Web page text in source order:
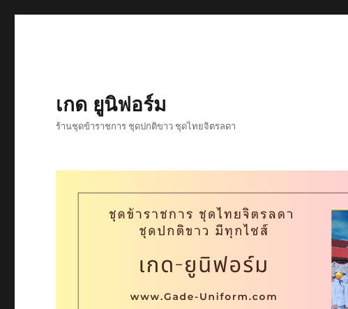
เกด ยูนิฟอร์ม
ร้านชุดข้าราชการ ชุดปกติขาว ชุดไทยจิตรลดา